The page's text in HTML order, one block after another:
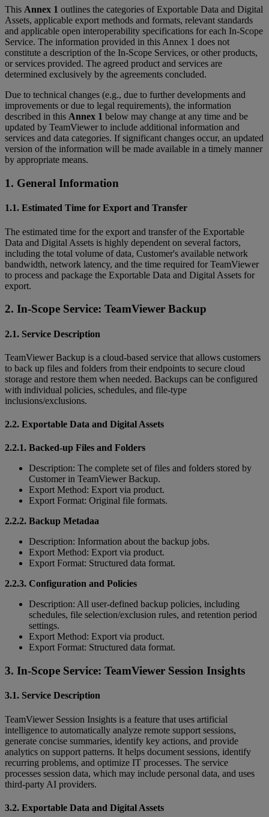
This Annex 1 outlines the categories of Exportable Data and Digital
Assets, applicable export methods and formats, relevant standards
and applicable open interoperability specifications for each In-Scope
Service. The information provided in this Annex 1 does not
constitute a description of the In-Scope Services, or other products,
or services provided. The agreed product and services are
determined exclusively by the agreements concluded.
Due to technical changes (e.g., due to further developments and
improvements or due to legal requirements), the information
described in this Annex 1 below may change at any time and be
updated by TeamViewer to include additional information and
services and data categories. If significant changes occur, an updated
version of the information will be made available in a timely manner
by appropriate means.
1. General Information
1.1. Estimated Time for Export and Transfer
The estimated time for the export and transfer of the Exportable
Data and Digital Assets is highly dependent on several factors,
including the total volume of data, Customer's available network
bandwidth, network latency, and the time required for TeamViewer
to process and package the Exportable Data and Digital Assets for
export.
2. In-Scope Service: TeamViewer Backup
2.1. Service Description
TeamViewer Backup is a cloud-based service that allows customers
to back up files and folders from their endpoints to secure cloud
storage and restore them when needed. Backups can be configured
with individual policies, schedules, and file-type
inclusions/exclusions.
2.2. Exportable Data and Digital Assets
2.2.1. Backed-up Files and Folders
Description: The complete set of files and folders stored by
Customer in TeamViewer Backup.
Export Method: Export via product.
Export Format: Original file formats.
2.2.2. Backup Metadaa
Description: Information about the backup jobs.
Export Method: Export via product.
Export Format: Structured data format.
2.2.3. Configuration and Policies
Description: All user-defined backup policies, including
schedules, file selection/exclusion rules, and retention period
settings.
Export Method: Export via product.
Export Format: Structured data format.
3. In-Scope Service: TeamViewer Session Insights
3.1. Service Description
TeamViewer Session Insights is a feature that uses artificial
intelligence to automatically analyze remote support sessions,
generate concise summaries, identify key actions, and provide
analytics on support patterns. It helps document sessions, identify
recurring problems, and optimize IT processes. The service
processes session data, which may include personal data, and uses
third-party AI providers.
3.2. Exportable Data and Digital Assets